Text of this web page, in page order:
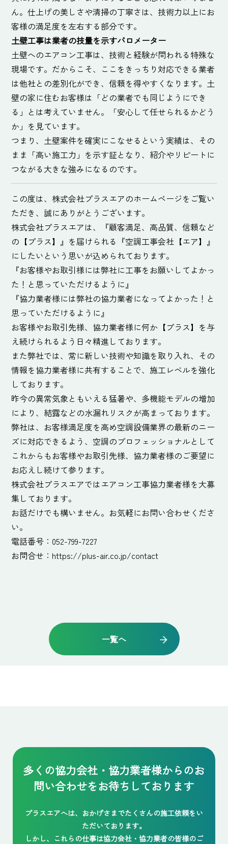
ん。仕上げの美しさや清掃の丁寧さは、技術力以上にお
客様の満足度を左右する部分です。
土壁工事は業者の技量を示すバロメーター
土壁へのエアコン工事は、技術と経験が問われる特殊な
現場です。だからこそ、ここをきっちり対応できる業者
は他社との差別化ができ、信頼を得やすくなります。土
壁の家に住むお客様は「どの業者でも同じようにでき
る」とは考えていません。「安心して任せられるかどう
か」を見ています。
つまり、土壁案件を確実にこなせるという実績は、その
まま「高い施工力」を示す証となり、紹介やリピートに
つながる大きな強みになるのです。
この度は、株式会社プラスエアのホームページをご覧い
ただき、誠にありがとうございます。
株式会社プラスエアは、『顧客満足、高品質、信頼など
の【プラス】』を届けられる『空調工事会社【エア】』
にしたいという思いが込められております。
『お客様やお取引様には弊社に工事をお願いしてよかっ
た！と思っていただけるように』
『協力業者様には弊社の協力業者になってよかった！と
思っていただけるように』
お客様やお取引先様、協力業者様に何か【プラス】を与
え続けられるよう日々精進しております。
また弊社では、常に新しい技術や知識を取り入れ、その
情報を協力業者様に共有することで、施工レベルを強化
しております。
昨今の異常気象ともいえる猛暑や、多機能モデルの増加
により、結露などの水漏れリスクが高まっております。
弊社は、お客様満足度を高め空調設備業界の最新のニー
ズに対応できるよう、空調のプロフェッショナルとして
これからもお客様やお取引先様、協力業者様のご要望に
お応えし続けて参ります。
株式会社プラスエアではエアコン工事協力業者様を大募
集しております。
お話だけでも構いません。お気軽にお問い合わせくださ
い。
電話番号：052-799-7227
お問合せ： https://plus-air.co.jp/contact
一覧へ
多くの協力会社・協力業者様からのお
問い合わせをお待ちしております
プラスエアへは、おかげさまでたくさんの施工依頼をい
ただいております。
しかし、これらの仕事は協力会社・協力業者の皆様のご